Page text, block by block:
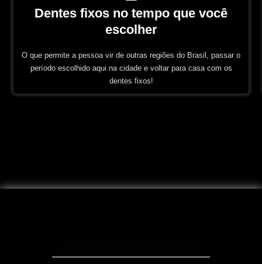
Dentes fixos no tempo que você
escolher
O que permite a pessoa vir de outras regiões do Brasil, passar o
período escolhido aqui na cidade e voltar para casa com os
dentes fixos!